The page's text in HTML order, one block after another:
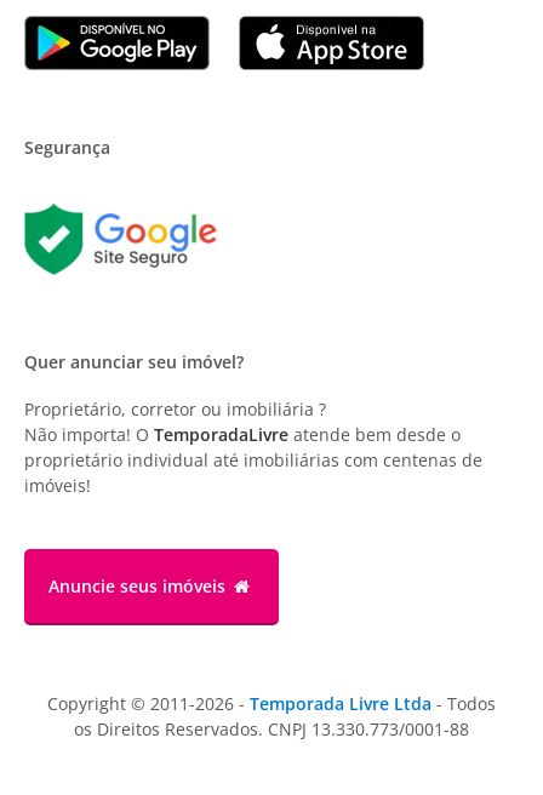
Segurança
Quer anunciar seu imóvel?
Proprietário, corretor ou imobiliária ?
Não importa! O TemporadaLivre atende bem desde o
proprietário individual até imobiliárias com centenas de
imóveis!
Anuncie seus imóveis
Copyright © 2011-2026 - Temporada Livre Ltda - Todos
os Direitos Reservados. CNPJ 13.330.773/0001-88